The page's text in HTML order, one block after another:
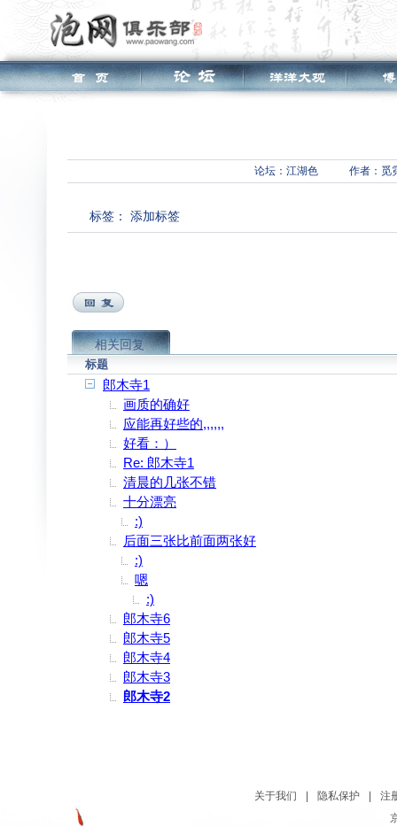
论坛： 江湖色 作者：觅
标签： 添加标签
相关回复
标题
郎木寺1
画质的确好
应能再好些的,,,,,,
好看：）
Re: 郎木寺1
清晨的几张不错
十分漂亮
:)
后面三张比前面两张好
:)
嗯
:)
郎木寺6
郎木寺5
郎木寺4
郎木寺3
郎木寺2
关于我们 隐私保护
注